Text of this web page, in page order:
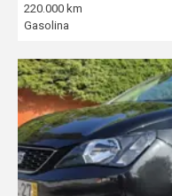
220.000 km
Gasolina